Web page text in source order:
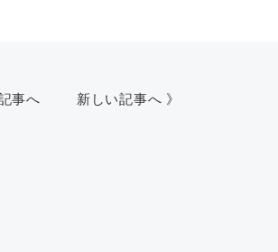
事へ 新しい記事へ 》